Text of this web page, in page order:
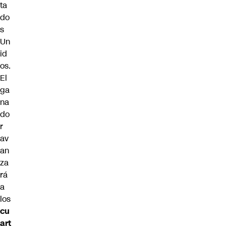
ta
do
s
Un
id
os.
El
ga
na
do
r
av
an
za
rá
a
los
cu
art